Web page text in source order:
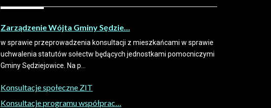
Zarządzenie Wójta Gminy Sędzie…
w sprawie przeprowadzenia konsultacji z mieszkańcami w sprawie
uchwalenia statutów sołectw będących jednostkami pomocniczymi
Gminy Sędziejowice. Na p...
Konsultacje społeczne ZIT
Konsultacje programu współprac…